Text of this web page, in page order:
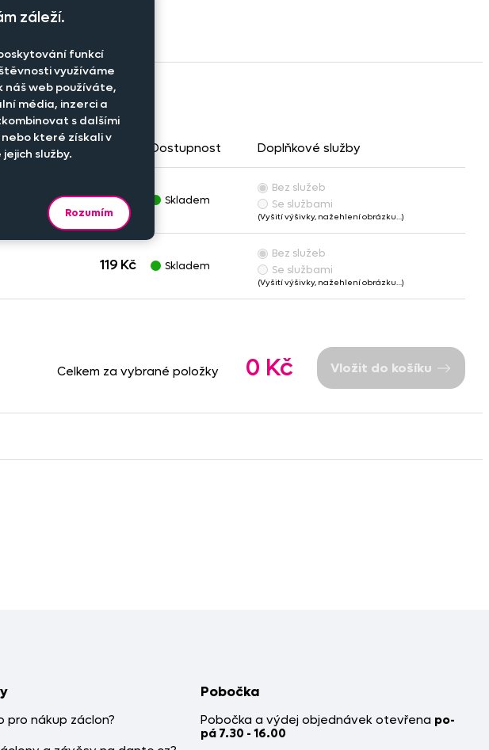
Cena na eshopu Dostupnost Doplňkové služby
89 Kč Skladem
Bez služeb
Se službami
(Vyšití výšivky, nažehlení obrázku…)
119 Kč Skladem
Bez služeb
Se službami
(Vyšití výšivky, nažehlení obrázku…)
Celkem za vybrané položky 0 Kč Vložit do košíku
pro nákup záclon?
Pobočka
Pobočka a výdej objednávek otevřena po-
pá 7.30 - 16.00
záleží.
funkcí
využíváme
náš web používáte,
média, inzerci a
s dalšími
které získali v
služby.
Rozumím